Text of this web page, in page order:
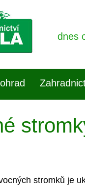
dnes
stromků je